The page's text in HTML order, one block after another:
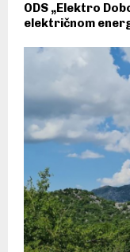
ODS „Elektro
električnom